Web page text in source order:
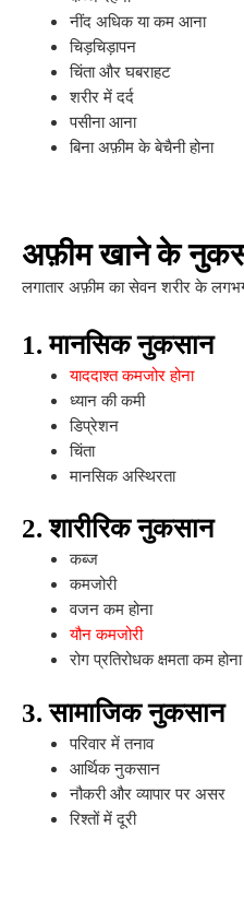
नींद अधिक या कम आना
चिड़चिड़ापन
चिंता और घबराहट
शरीर में दर्द
पसीना आना
बिना अफ़ीम के बेचैनी होना
अफ़ीम खाने के
लगातार अफ़ीम का सेवन शरीर के
1. मानसिक नुकसान
याददाश्त कमजोर होना
ध्यान की कमी
डिप्रेशन
चिंता
मानसिक अस्थिरता
2. शारीरिक नुकसान
कब्ज
कमजोरी
वजन कम होना
यौन कमजोरी
रोग प्रतिरोधक क्षमता कम होना
3. सामाजिक नुकसान
परिवार में तनाव
आर्थिक नुकसान
नौकरी और व्यापार पर असर
रिश्तों में दूरी